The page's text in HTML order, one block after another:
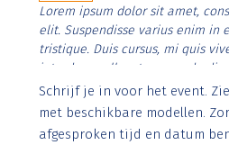
Lorem ipsum dolor sit amet,
elit. Suspendisse varius enim in
tristique. Duis cursus, mi quis
interdum nulla, ut commodo
Aenean faucibus nibh et justo
imperdiet. Nunc ut sem vitae
Schrijf je in voor het event.
met beschikbare modellen.
afgesproken tijd en datum